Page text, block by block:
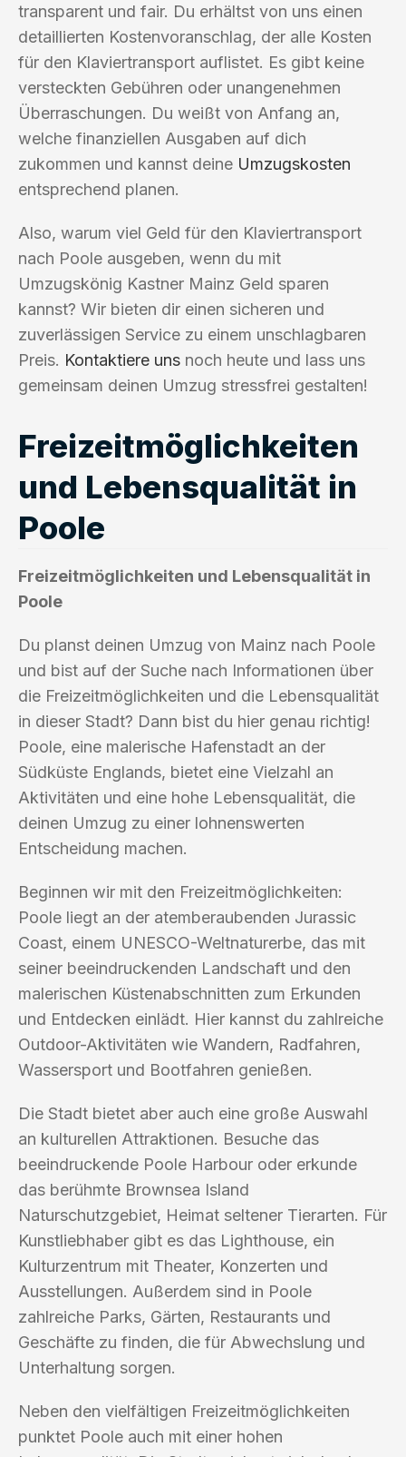
transparent und fair. Du erhältst von uns einen
detaillierten Kostenvoranschlag, der alle Kosten
für den Klaviertransport auflistet. Es gibt keine
versteckten Gebühren oder unangenehmen
Überraschungen. Du weißt von Anfang an,
welche finanziellen Ausgaben auf dich
zukommen und kannst deine Umzugskosten
entsprechend planen.
Also, warum viel Geld für den Klaviertransport
nach Poole ausgeben, wenn du mit
Umzugskönig Kastner Mainz Geld sparen
kannst? Wir bieten dir einen sicheren und
zuverlässigen Service zu einem unschlagbaren
Preis. Kontaktiere uns noch heute und lass uns
gemeinsam deinen Umzug stressfrei gestalten!
Freizeitmöglichkeiten
und Lebensqualität in
Poole
Freizeitmöglichkeiten und Lebensqualität in
Poole
Du planst deinen Umzug von Mainz nach Poole
und bist auf der Suche nach Informationen über
die Freizeitmöglichkeiten und die Lebensqualität
in dieser Stadt? Dann bist du hier genau richtig!
Poole, eine malerische Hafenstadt an der
Südküste Englands, bietet eine Vielzahl an
Aktivitäten und eine hohe Lebensqualität, die
deinen Umzug zu einer lohnenswerten
Entscheidung machen.
Beginnen wir mit den Freizeitmöglichkeiten:
Poole liegt an der atemberaubenden Jurassic
Coast, einem UNESCO-Weltnaturerbe, das mit
seiner beeindruckenden Landschaft und den
malerischen Küstenabschnitten zum Erkunden
und Entdecken einlädt. Hier kannst du zahlreiche
Outdoor-Aktivitäten wie Wandern, Radfahren,
Wassersport und Bootfahren genießen.
Die Stadt bietet aber auch eine große Auswahl
an kulturellen Attraktionen. Besuche das
beeindruckende Poole Harbour oder erkunde
das berühmte Brownsea Island
Naturschutzgebiet, Heimat seltener Tierarten. Für
Kunstliebhaber gibt es das Lighthouse, ein
Kulturzentrum mit Theater, Konzerten und
Ausstellungen. Außerdem sind in Poole
zahlreiche Parks, Gärten, Restaurants und
Geschäfte zu finden, die für Abwechslung und
Unterhaltung sorgen.
Neben den vielfältigen Freizeitmöglichkeiten
punktet Poole auch mit einer hohen